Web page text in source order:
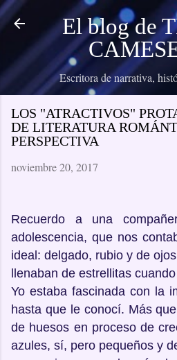
Ir al contenido
El blog de
Escritora de narrativa,
LOS "ATRACTIVOS"
DE LITERATURA
PERSPECTIVA
noviembre 20, 2017
Recuerdo a una
adolescencia, que nos
ideal: delgado, rubio y de
llenaban de estrellitas
Yo estaba fascinada con la
hasta que le conocí. Más
de huesos en proceso de
azules, sí, pero pequeños y